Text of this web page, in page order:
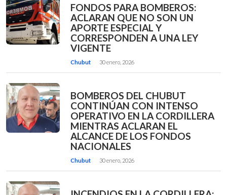
FONDOS PARA BOMBEROS:
ACLARAN QUE NO SON UN
APORTE ESPECIAL Y
CORRESPONDEN A UNA LEY
VIGENTE
Chubut 30 enero, 2026
BOMBEROS DEL CHUBUT
CONTINÚAN CON INTENSO
OPERATIVO EN LA CORDILLERA
MIENTRAS ACLARAN EL
ALCANCE DE LOS FONDOS
NACIONALES
Chubut 30 enero, 2026